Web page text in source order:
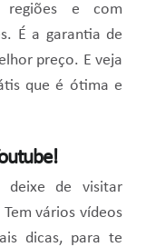
regiões e com
É a garantia de
preço. E veja
que é ótima e
deixe de visitar
vários vídeos
dicas, para te